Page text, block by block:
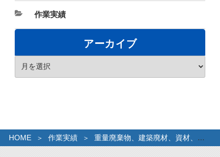
カ
テ
ー
作業実績
アーカイブ
HOME 作業実績 重量廃棄物、建築廃材、資材、片づけ回収